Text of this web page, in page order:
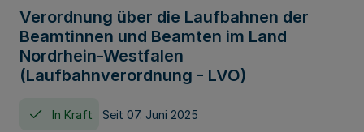
Verordnung über die Laufbahnen der
Beamtinnen und Beamten im Land
Nordrhein-Westfalen
(Laufbahnverordnung - LVO)
In Kraft Seit 07. Juni 2025